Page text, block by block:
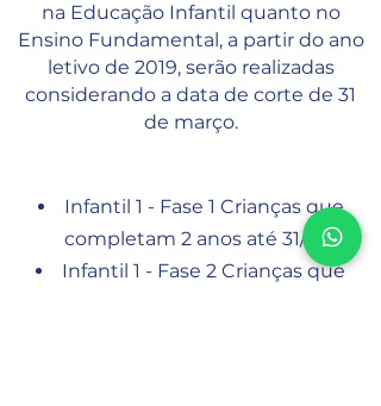
na Educação Infantil quanto no
Ensino Fundamental, a partir do ano
letivo de 2019, serão realizadas
considerando a data de corte de 31
de março.
Infantil 1 - Fase 1 Crianças que
completam 2 anos até 31/3
Infantil 1 - Fase 2 Crianças que